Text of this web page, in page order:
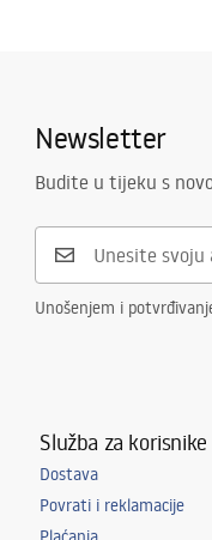
Newsletter
Budite u tijeku s
Unošenjem i
Služba za korisnike
Dostava
Povrati i reklamacije